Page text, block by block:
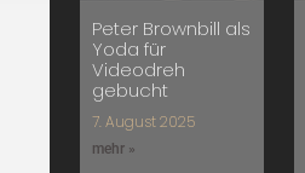
Peter Brownbill als
Yoda für
Videodreh
gebucht
7. August 2025
mehr »